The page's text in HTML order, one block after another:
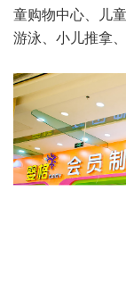
童购物中心、儿
游泳、小儿推拿